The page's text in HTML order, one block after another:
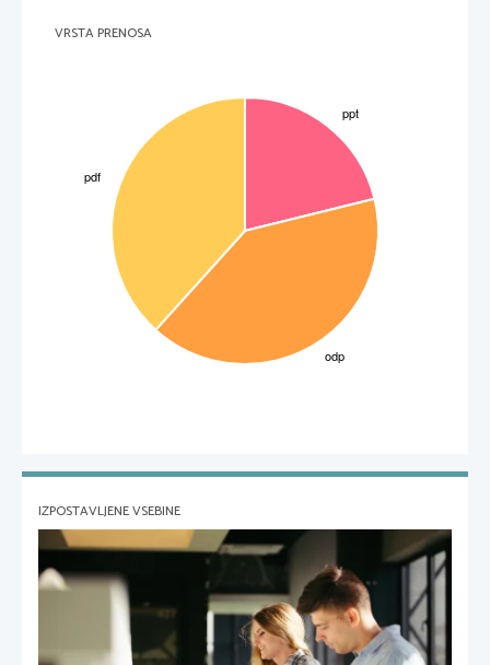
VRSTA PRENOSA
IZPOSTAVLJENE VSEBINE